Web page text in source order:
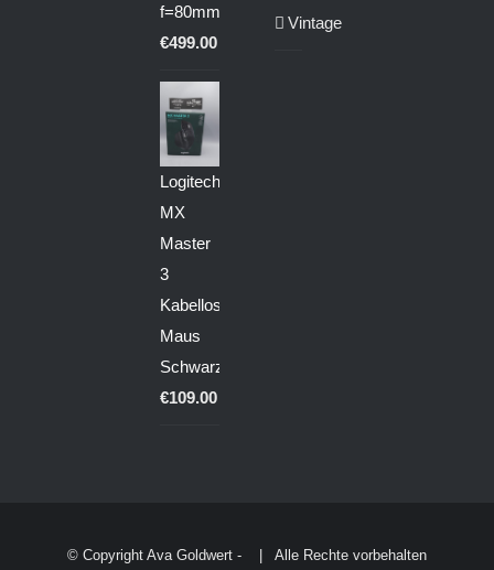
f=80mm
€499.00
Logitech
MX
Master
3
Kabellose
Maus
Schwarz
€109.00
Vintage
© Copyright Ava Goldwert - | Alle Rechte vorbehalten